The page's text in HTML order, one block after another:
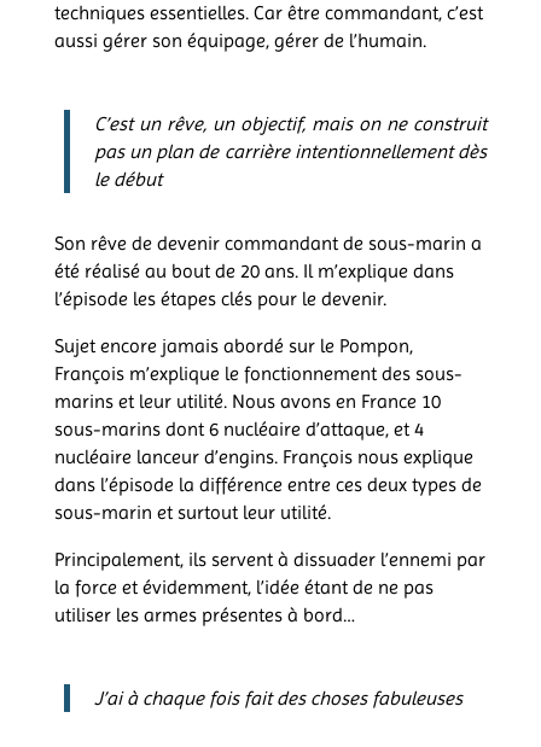
techniques essentielles. Car être commandant, c’est
aussi gérer son équipage, gérer de l’humain.
C’est un rêve, un objectif, mais on ne construit
pas un plan de carrière intentionnellement dès
le début
Son rêve de devenir commandant de sous-marin a
été réalisé au bout de 20 ans. Il m’explique dans
l’épisode les étapes clés pour le devenir.
Sujet encore jamais abordé sur le Pompon,
François m’explique le fonctionnement des sous-
marins et leur utilité. Nous avons en France 10
sous-marins dont 6 nucléaire d’attaque, et 4
nucléaire lanceur d’engins. François nous explique
dans l’épisode la différence entre ces deux types de
sous-marin et surtout leur utilité.
Principalement, ils servent à dissuader l’ennemi par
la force et évidemment, l’idée étant de ne pas
utiliser les armes présentes à bord…
J’ai à chaque fois fait des choses fabuleuses